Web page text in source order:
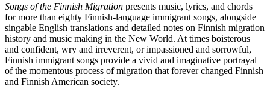
Songs of the Finnish Migration presents music, lyrics, and chords
for more than eighty Finnish-language immigrant songs, alongside
singable English translations and detailed notes on Finnish migration
history and music making in the New World. At times boisterous
and confident, wry and irreverent, or impassioned and sorrowful,
Finnish immigrant songs provide a vivid and imaginative portrayal
of the momentous process of migration that forever changed Finnish
and Finnish American society.